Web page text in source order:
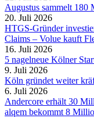
Augustus sammelt 180
20. Juli 2026
HTGS-Gründer
Claims – Volue kauft
16. Juli 2026
5 nagelneue Kölner
9. Juli 2026
Köln gründet weiter
6. Juli 2026
Andercore erhält 30
alqem bekommt 8